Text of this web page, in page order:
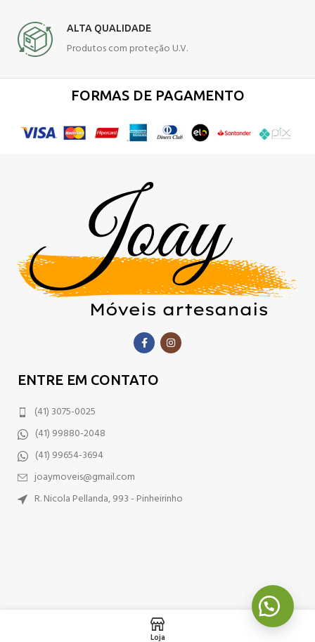
ALTA QUALIDADE
Produtos com proteção U.V.
FORMAS DE PAGAMENTO
ENTRE EM CONTATO
(41) 3075-0025
(41) 99880-2048
(41) 99654-3694
joaymoveis@gmail.com
R. Nicola Pellanda, 993 - Pinheirinho
Loja